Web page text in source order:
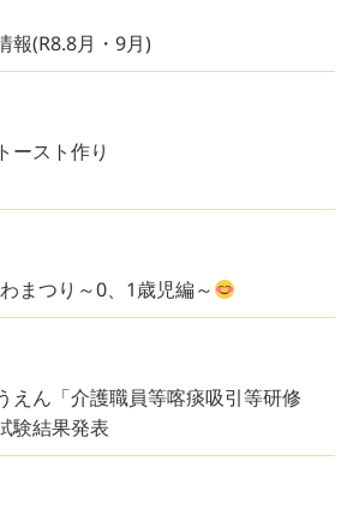
報(R8.8月・9月)
ースト作り
まつり～0、1歳児編～
ん「介護職員等喀痰吸引等研修
験結果発表